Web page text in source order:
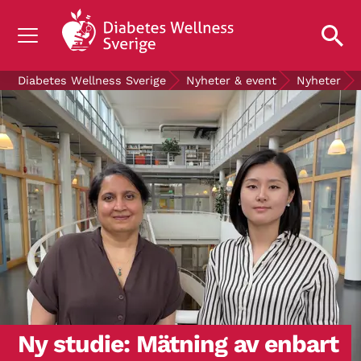
OM DIABETES
STÖD OSS
FORSKNING
NYHETER & EVENT
OM OSS
GRATIS DIABETESPRODUKTER
Blodsockerkollen
Diabetes Wellness Sverige Nyheter & event Nyheter
Ny studie: Mätning av enbart